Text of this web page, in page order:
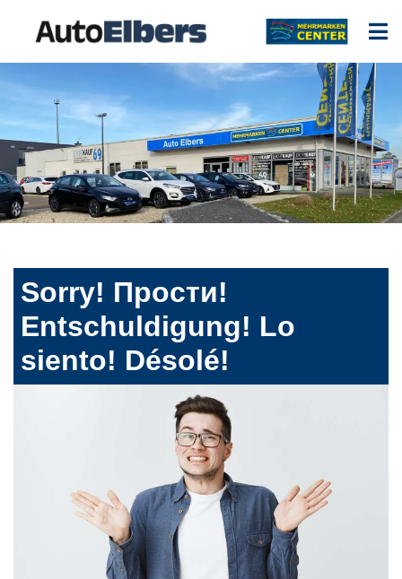
Sorry! Прости!
Entschuldigung! Lo
siento! Désolé!